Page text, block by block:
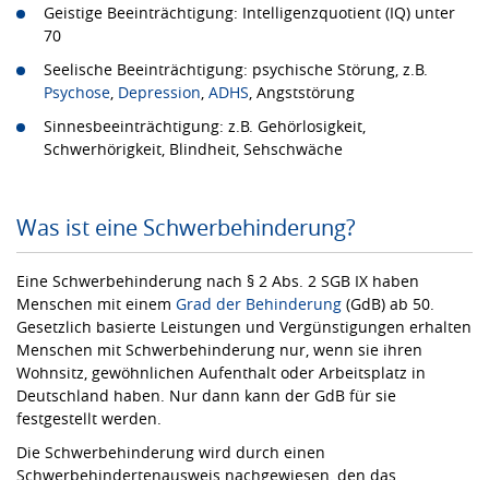
Geistige Beeinträchtigung: Intelligenzquotient (IQ) unter
70
Seelische Beeinträchtigung: psychische Störung, z.B.
Psychose Depression ADHS , Angststörung
Sinnesbeeinträchtigung: z.B. Gehörlosigkeit,
Schwerhörigkeit, Blindheit, Sehschwäche
Was ist eine Schwerbehinderung?
Eine Schwerbehinderung nach § 2 Abs. 2 SGB IX haben
Menschen mit einem Grad der Behinderung (GdB) ab 50.
Gesetzlich basierte Leistungen und Vergünstigungen erhalten
Menschen mit Schwerbehinderung nur, wenn sie ihren
Wohnsitz, gewöhnlichen Aufenthalt oder Arbeitsplatz in
Deutschland haben. Nur dann kann der GdB für sie
festgestellt werden.
Die Schwerbehinderung wird durch einen
Schwerbehindertenausweis nachgewiesen, den das